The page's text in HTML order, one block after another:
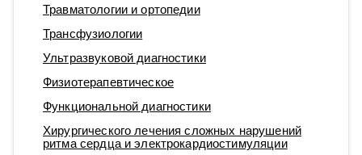
Травматологии и ортопедии
Трансфузиологии
Ультразвуковой диагностики
Физиотерапевтическое
Функциональной диагностики
Хирургического лечения сложных нарушений
ритма сердца и электрокардиостимуляции